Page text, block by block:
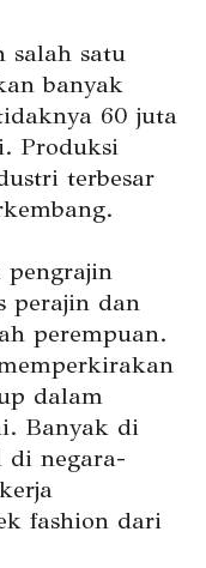
salah satu
banyak
60 juta
Produksi
terbesar
perajin dan
perempuan.
dalam
Banyak di
di negara-
fashion dari